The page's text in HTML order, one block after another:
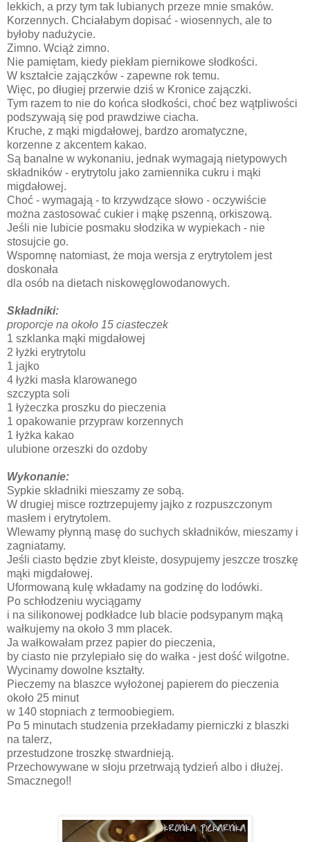
lekkich, a przy tym tak lubianych przeze mnie smaków.
Korzennych. Chciałabym dopisać - wiosennych, ale to
byłoby nadużycie.
Zimno. Wciąż zimno.
Nie pamiętam, kiedy piekłam piernikowe słodkości.
W kształcie zajączków - zapewne rok temu.
Więc, po długiej przerwie dziś w Kronice zajączki.
Tym razem to nie do końca słodkości, choć bez wątpliwości
podszywają się pod prawdziwe ciacha.
Kruche, z mąki migdałowej, bardzo aromatyczne,
korzenne z akcentem kakao.
Są banalne w wykonaniu, jednak wymagają nietypowych
składników - erytrytolu jako zamiennika cukru i mąki
migdałowej.
Choć - wymagają - to krzywdzące słowo - oczywiście
można zastosować cukier i mąkę pszenną, orkiszową.
Jeśli nie lubicie posmaku słodzika w wypiekach - nie
stosujcie go.
Wspomnę natomiast, że moja wersja z erytrytolem jest
doskonała
dla osób na dietach niskowęglowodanowych.
Składniki:
proporcje na około 15 ciasteczek
1 szklanka mąki migdałowej
2 łyżki erytrytolu
1 jajko
4 łyżki masła klarowanego
szczypta soli
1 łyżeczka proszku do pieczenia
1 opakowanie przypraw korzennych
1 łyżka kakao
ulubione orzeszki do ozdoby
Wykonanie:
Sypkie składniki mieszamy ze sobą.
W drugiej misce roztrzepujemy jajko z rozpuszczonym
masłem i erytrytolem.
Wlewamy płynną masę do suchych składników, mieszamy i
zagniatamy.
Jeśli ciasto będzie zbyt kleiste, dosypujemy jeszcze troszkę
mąki migdałowej.
Uformowaną kulę wkładamy na godzinę do lodówki.
Po schłodzeniu wyciągamy
i na silikonowej podkładce lub blacie podsypanym mąką
wałkujemy na około 3 mm placek.
Ja wałkowałam przez papier do pieczenia,
by ciasto nie przylepiało się do wałka - jest dość wilgotne.
Wycinamy dowolne kształty.
Pieczemy na blaszce wyłożonej papierem do pieczenia
około 25 minut
w 140 stopniach z termoobiegiem.
Po 5 minutach studzenia przekładamy pierniczki z blaszki
na talerz,
przestudzone troszkę stwardnieją.
Przechowywane w słoju przetrwają tydzień albo i dłużej.
Smacznego!!